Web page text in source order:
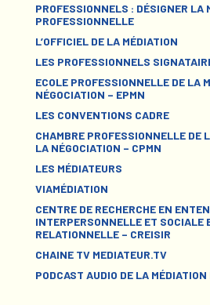
PROFESSIONNELS : DÉSIGNER LA
PROFESSIONNELLE
L’OFFICIEL DE LA MÉDIATION
LES PROFESSIONNELS
ECOLE PROFESSIONNELLE DE LA
NÉGOCIATION – EPMN
LES CONVENTIONS CADRE
CHAMBRE PROFESSIONNELLE DE
LA NÉGOCIATION – CPMN
LES MÉDIATEURS
VIAMÉDIATION
CENTRE DE RECHERCHE EN
INTERPERSONNELLE ET SOCIALE
RELATIONNELLE – CREISIR
CHAINE TV MEDIATEUR.TV
PODCAST AUDIO DE LA